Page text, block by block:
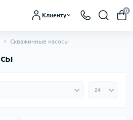
Клиенту
0
Скважинные насосы